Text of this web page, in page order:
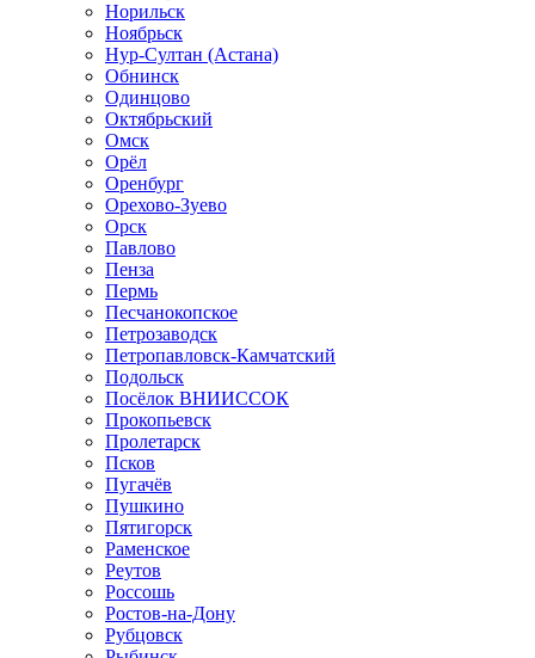
Норильск
Ноябрьск
Нур-Султан (Астана)
Обнинск
Одинцово
Октябрьский
Омск
Орёл
Оренбург
Орехово-Зуево
Орск
Павлово
Пенза
Пермь
Песчанокопское
Петрозаводск
Петропавловск-Камчатский
Подольск
Посёлок ВНИИССОК
Прокопьевск
Пролетарск
Псков
Пугачёв
Пушкино
Пятигорск
Раменское
Реутов
Россошь
Ростов-на-Дону
Рубцовск